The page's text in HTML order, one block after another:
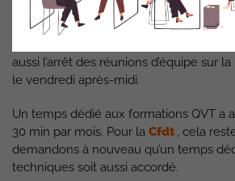
d’échanges ont été mis en place. La
simplement que les ateliers de travail
aussi l’arrêt des réunions d’équipe sur
le vendredi après-midi.
Un temps dédié aux formations QVT a
30 min par mois. Pour la Cfdt , cela
demandons à nouveau qu’un temps
techniques soit aussi accordé.